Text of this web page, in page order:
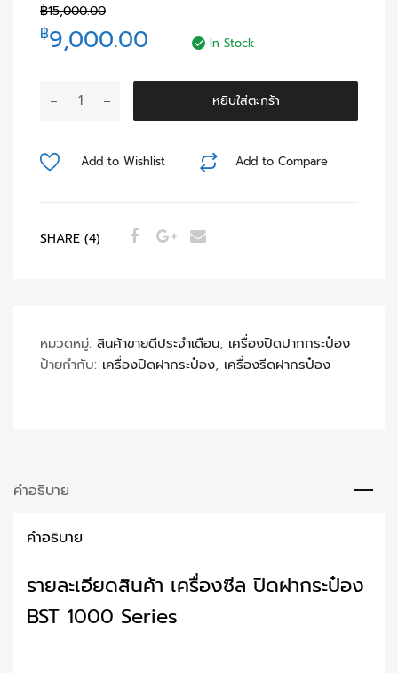
฿15,000.00
฿9,000.00 In Stock
หยิบใส่ตะกร้า
Add to Compare
Add to Wishlist
SHARE (4)
หมวดหมู่: สินค้าขายดีประจำเดือน, เครื่องปิดปากกระป๋อง
ป้ายกำกับ: เครื่องปิดฝากระป๋อง, เครื่องรีดฝากรป๋อง
คำอธิบาย
คำอธิบาย
รายละเอียดสินค้า เครื่องซีล ปิดฝากระป๋อง
BST 1000 Series